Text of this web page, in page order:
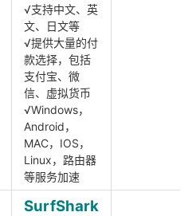
√支持中文、英
文、日文等
√提供大量的付
款选择，包括
支付宝、微
信、虚拟货币
√Windows，
Android，
MAC，IOS，
Linux，路由器
等服务加速
SurfShark